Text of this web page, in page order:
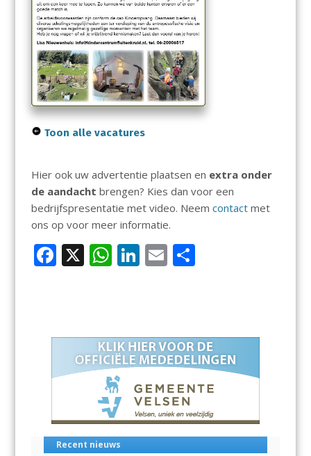
Toon alle vacatures
Hier ook uw advertentie plaatsen en extra onder
de aandacht brengen? Kies dan voor een
bedrijfspresentatie met video. Neem contactmet
ons op voor meer informatie.
F
o
X W
A
p
p
Li
dI
n
E D
Recent nieuws